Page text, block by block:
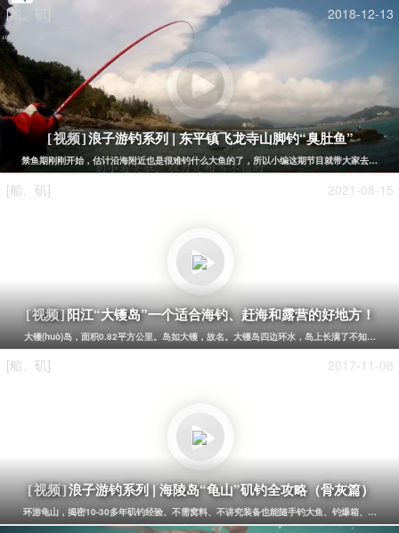
[船、矶] 2018-12-13
[视频]浪子游钓系列 | 东平镇飞龙寺山脚钓“臭肚鱼”
禁鱼期刚刚开始，估计沿海附近也是很难钓什么大鱼的了，所以小编这期节目就带大家去东平
[船、矶] 2021-08-15
[视频]阳江“大镬岛”一个适合海钓、赶海和露营的好地方！
大镬(huò)岛，面积0.82平方公里。岛如大镬，故名。大镬岛四边环水，岛上长满了不知名的
[船、矶] 2017-11-08
[视频]浪子游钓系列 | 海陵岛“龟山”矶钓全攻略（骨灰篇）
环游龟山，揭密10-30多年矶钓经验、不需窝料、不讲究装备也能随手钓大鱼、钓爆箱、追求"